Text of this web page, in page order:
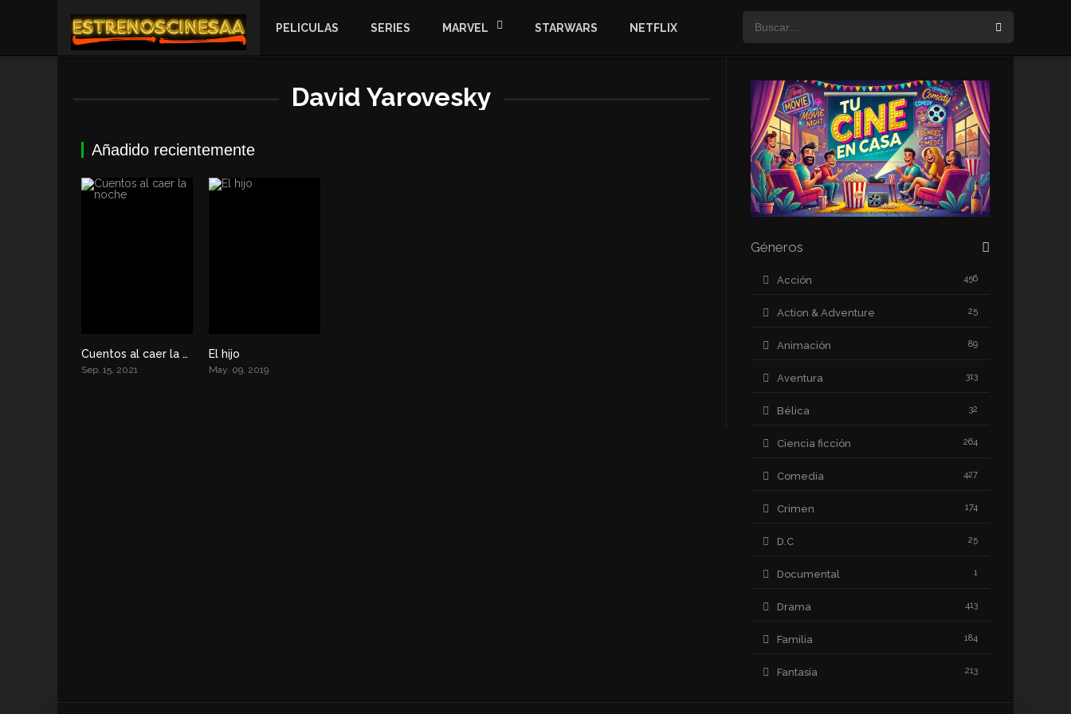
PELICULAS SERIES MARVEL STARWARS NETFLIX
David Yarovesky
Añadido recientemente
0Cuentos al caer la noche
Sep. 15, 2021
El hijo
May. 09, 2019
Géneros
Acción 456
Action & Adventure 25
Animación 89
Aventura 313
Bélica 32
Ciencia ficción 264
Comedia 427
Crimen 174
D.C 25
Documental 1
Drama 413
Familia 184
Fantasía 213